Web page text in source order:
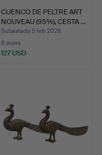
CUENCO DE PELTRE ART
NOUVEAU (95%), CESTA …
Subastado 5 feb 2026
6 pujas
127 USD